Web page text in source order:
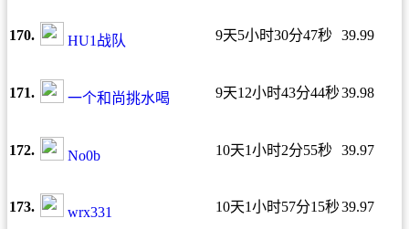
170. HU1战队 9天5小时30分47秒 39.99
171. 一个和尚挑水喝 9天12小时43分44秒39.98
172. No0b 10天1小时2分55秒 39.97
173. wrx331 10天1小时57分15秒39.97